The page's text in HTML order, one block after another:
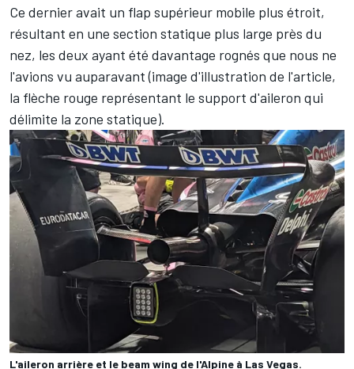
Ce dernier avait un flap supérieur mobile plus étroit,
résultant en une section statique plus large près du
nez, les deux ayant été davantage rognés que nous ne
l'avions vu auparavant (image d'illustration de l'article,
la flèche rouge représentant le support d'aileron qui
délimite la zone statique).
L'aileron arrière et le beam wing de l'Alpine à Las Vegas.